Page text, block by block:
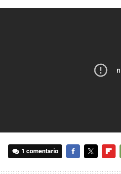
1 comentario